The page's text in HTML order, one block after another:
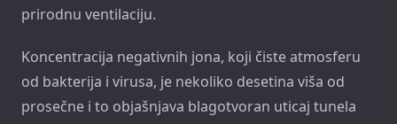
prirodnu ventilaciju.
Koncentracija negativnih jona, koji čiste atmosferu
od bakterija i virusa, je nekoliko desetina viša od
prosečne i to objašnjava blagotvoran uticaj tunela